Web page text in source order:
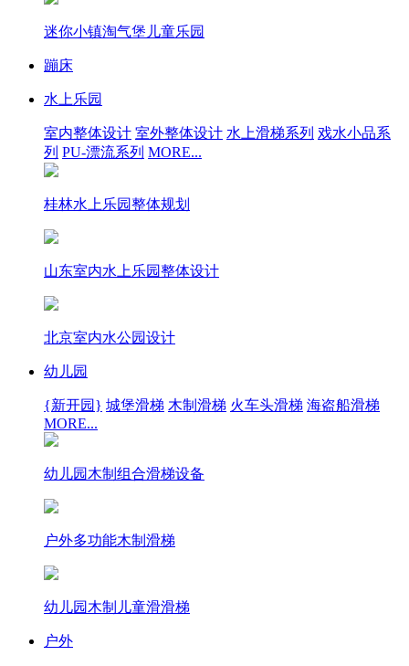
迷你小镇淘气堡儿童乐园
蹦床
水上乐园
室内整体设计 室外整体设计 水上滑梯系列 戏水小品系
列 PU-漂流系列 MORE...
桂林水上乐园整体规划
山东室内水上乐园整体设计
北京室内水公园设计
幼儿园
{新开园} 城堡滑梯 木制滑梯 火车头滑梯 海盗船滑梯
MORE...
幼儿园木制组合滑梯设备
户外多功能木制滑梯
幼儿园木制儿童滑滑梯
户外